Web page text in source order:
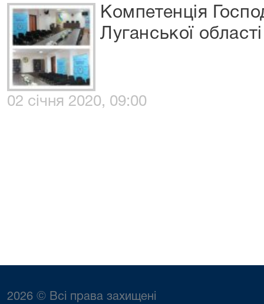
Компетенція
Луганської області
02 січня 2020, 09:00
2026 © Всі права захищені